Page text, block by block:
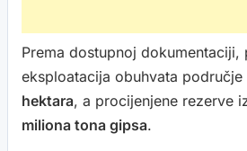
Prema dostupnoj dokumentaciji,
eksploatacija obuhvata
hektara, a procijenjene rezerve
miliona tona gipsa.